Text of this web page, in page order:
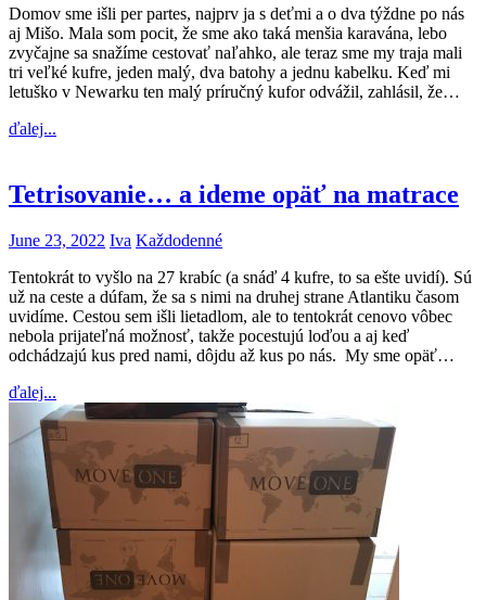
Domov sme išli per partes, najprv ja s deťmi a o dva týždne po nás
aj Mišo. Mala som pocit, že sme ako taká menšia karavána, lebo
zvyčajne sa snažíme cestovať naľahko, ale teraz sme my traja mali
tri veľké kufre, jeden malý, dva batohy a jednu kabelku. Keď mi
letuško v Newarku ten malý príručný kufor odvážil, zahlásil, že…
ďalej...
Tetrisovanie… a ideme opäť na matrace
June 23, 2022 Iva Každodenné
Tentokrát to vyšlo na 27 krabíc (a snáď 4 kufre, to sa ešte uvidí). Sú
už na ceste a dúfam, že sa s nimi na druhej strane Atlantiku časom
uvidíme. Cestou sem išli lietadlom, ale to tentokrát cenovo vôbec
nebola prijateľná možnosť, takže pocestujú loďou a aj keď
odchádzajú kus pred nami, dôjdu až kus po nás. My sme opäť…
ďalej...